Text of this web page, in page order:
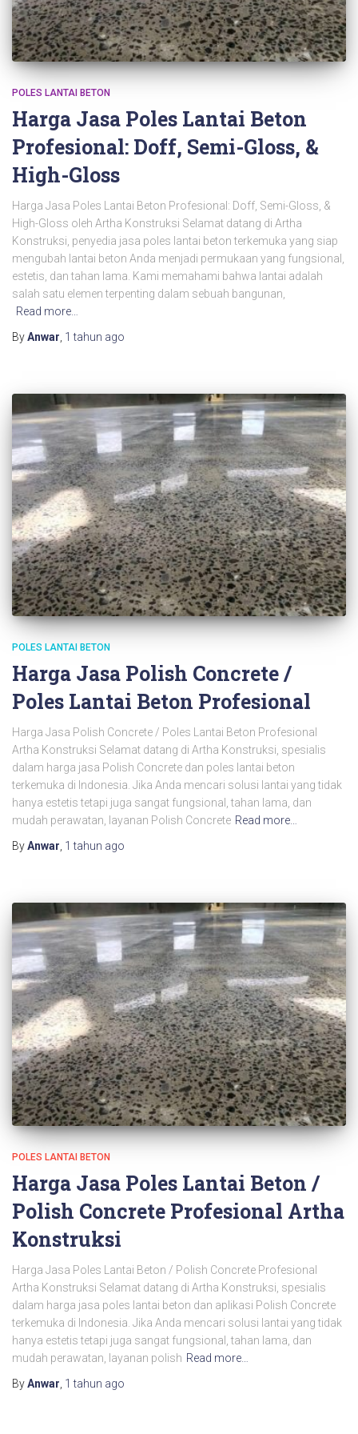
POLES LANTAI BETON
Harga Jasa Poles Lantai Beton
Profesional: Doff, Semi-Gloss, &
High-Gloss
Harga Jasa Poles Lantai Beton Profesional: Doff, Semi-Gloss, &
High-Gloss oleh Artha Konstruksi Selamat datang di Artha
Konstruksi, penyedia jasa poles lantai beton terkemuka yang siap
mengubah lantai beton Anda menjadi permukaan yang fungsional,
estetis, dan tahan lama. Kami memahami bahwa lantai adalah
salah satu elemen terpenting dalam sebuah bangunan,
Read more…
ByAnwar 1 tahun ago
POLES LANTAI BETON
Harga Jasa Polish Concrete /
Poles Lantai Beton Profesional
Harga Jasa Polish Concrete / Poles Lantai Beton Profesional
Artha Konstruksi Selamat datang di Artha Konstruksi, spesialis
dalam harga jasa Polish Concrete dan poles lantai beton
terkemuka di Indonesia. Jika Anda mencari solusi lantai yang tidak
hanya estetis tetapi juga sangat fungsional, tahan lama, dan
mudah perawatan, layanan Polish Concrete Read more…
ByAnwar, 1 tahun ago
POLES LANTAI BETON
Harga Jasa Poles Lantai Beton /
Polish Concrete Profesional Artha
Konstruksi
Harga Jasa Poles Lantai Beton / Polish Concrete Profesional
Artha Konstruksi Selamat datang di Artha Konstruksi, spesialis
dalam harga jasa poles lantai beton dan aplikasi Polish Concrete
terkemuka di Indonesia. Jika Anda mencari solusi lantai yang tidak
hanya estetis tetapi juga sangat fungsional, tahan lama, dan
mudah perawatan, layanan polish Read more…
ByAnwar 1 tahun ago